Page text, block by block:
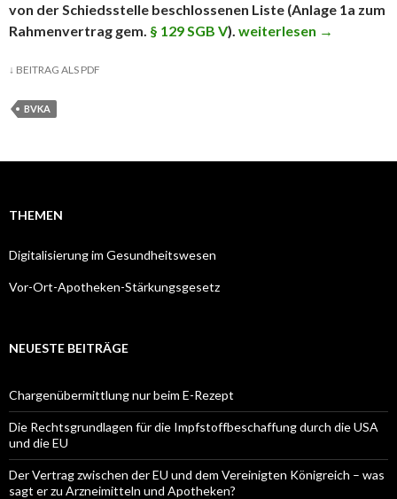
von der Schiedsstelle beschlossenen Liste (Anlage 1a zum
Rahmenvertrag gem. § 129 SGB V). Gilt die
weiterlesen →
↓ BEITRAG ALS PDF
BVKA
THEMEN
Digitalisierung im Gesundheitswesen
Vor-Ort-Apotheken-Stärkungsgesetz
NEUESTE BEITRÄGE
Chargenübermittlung nur beim E-Rezept
Die Rechtsgrundlagen für die Impfstoffbeschaffung durch die USA
und die EU
Der Vertrag zwischen der EU und dem Vereinigten Königreich – was
sagt er zu Arzneimitteln und Apotheken?